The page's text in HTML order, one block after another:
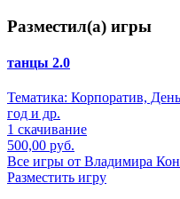
Разместил(а) игры
танцы 2.0
Тематика: Корпоратив,
год и др.
1 скачивание
500,00 руб.
Все игры от Владимира
Разместить игру